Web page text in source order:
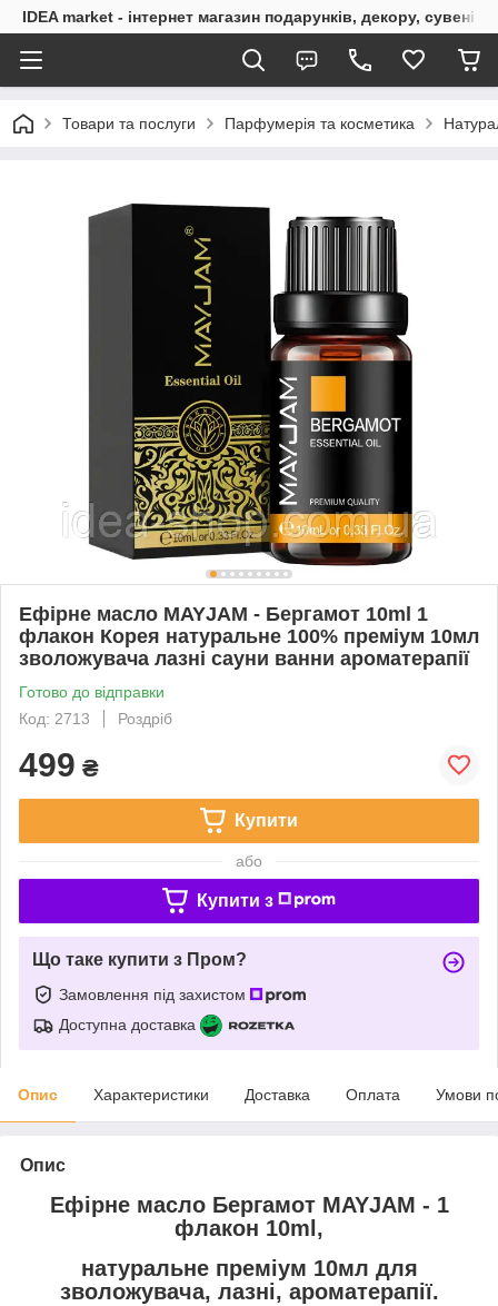
IDEA market - інтернет магазин подарунків, декору,
Товари та послуги Парфумерія та косметика
Ефірне масло MAYJAM - Бергамот 10ml 1
флакон Корея натуральне 100% преміум 10мл
зволожувача лазні сауни ванни ароматерапії
Готово до відправки
Код: 2713
Роздріб
499 ₴
Купити
або
Купити з
Що таке купити з Пром?
Замовлення під захистом
Доступна доставка
Опис Характеристики Доставка Оплата Умови
Опис
Ефірне масло Бергамот MAYJAM - 1
флакон 10ml,
натуральне преміум 10мл для
зволожувача, лазні, ароматерапії.